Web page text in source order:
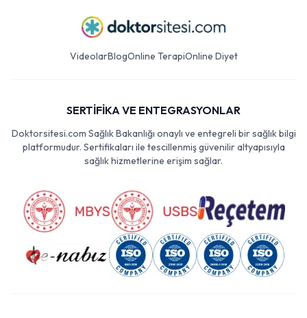
VideolarBlogOnline TerapiOnline Diyet
SERTİFİKA VE ENTEGRASYONLAR
Doktorsitesi.com Sağlık Bakanlığı onaylı ve entegreli bir sağlık bilgi
platformudur. Sertifikaları ile tescillenmiş güvenilir altyapısıyla
sağlık hizmetlerine erişim sağlar.